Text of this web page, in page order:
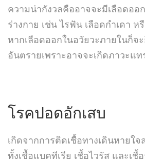
ความน่ากังวลคืออาจจะมีเลือดออ
ร่างกาย เช่น ไรฟัน เลือดกำเดา
หากเลือดออกในอวัยวะภายในก็จะ
อันตรายเพราะอาจจะเกิดภาวะแ
โรคปอดอักเสบ
เกิดจากการติดเชื้อทางเดินหายใจ
ทั้งเชื้อแบคทีเรีย เชื้อไวรัส และเชื้